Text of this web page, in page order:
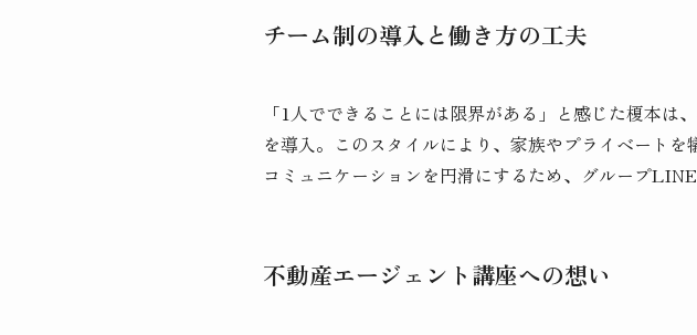
チーム制の導入と働き方の工夫
「1人でできることには限界がある」と感じた榎本は
を導入。このスタイルにより、家族やプライベート
コミュニケーションを円滑にするため、グループ
不動産エージェント講座への想い